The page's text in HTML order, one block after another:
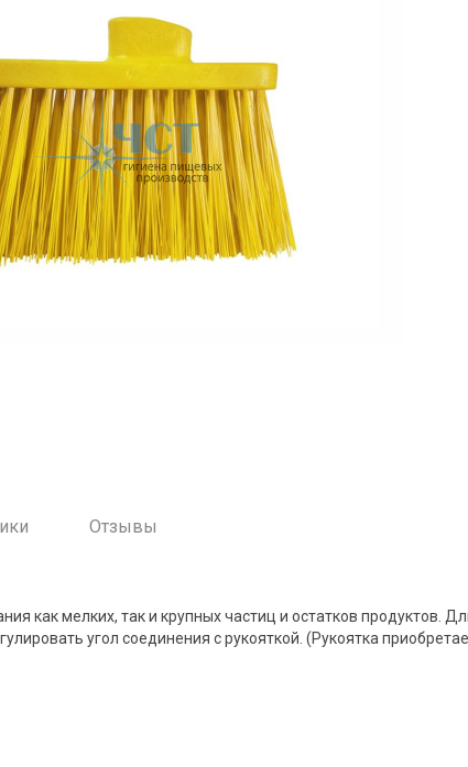
Отзывы
как мелких, так и крупных частиц и остатков
угол соединения с рукояткой. (Рукоятка